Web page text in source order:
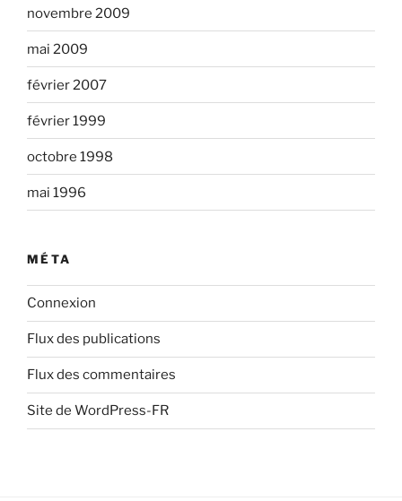
novembre 2009
mai 2009
février 2007
février 1999
octobre 1998
mai 1996
MÉTA
Connexion
Flux des publications
Flux des commentaires
Site de WordPress-FR